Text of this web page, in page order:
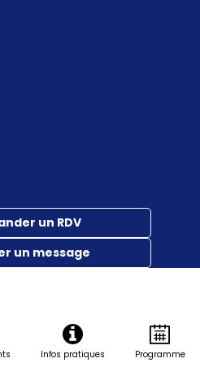
un RDV
un message
Infos pratiques Programme